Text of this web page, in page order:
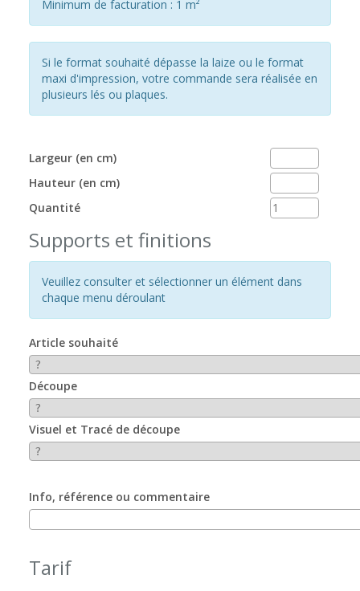
Minimum de facturation : 1 m²
Si le format souhaité dépasse la laize ou le format
maxi d'impression, votre commande sera réalisée en
plusieurs lés ou plaques.
Largeur (en cm)
Hauteur (en cm)
Quantité
Supports et finitions
Veuillez consulter et sélectionner un élément dans
chaque menu déroulant
Article souhaité
Découpe
Visuel et Tracé de découpe
Info, référence ou commentaire
Tarif